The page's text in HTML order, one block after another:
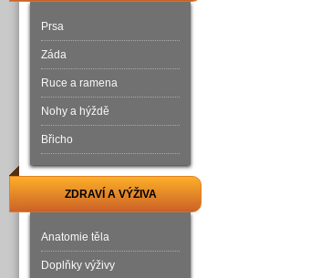
Prsa
Záda
Ruce a ramena
Nohy a hýždě
Břicho
ZDRAVÍ A VÝŽIVA
Anatomie těla
Doplňky výživy